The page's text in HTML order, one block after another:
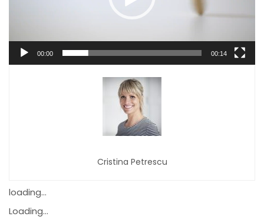
00:00 00:14
Cristina Petrescu
loading...
Loading...